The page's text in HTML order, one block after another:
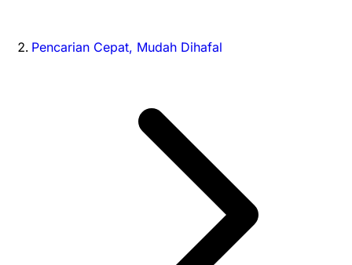
Pencarian Cepat, Mudah Dihafal